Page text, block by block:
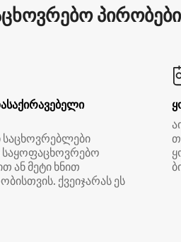
ან მეტი ხნით
ქვეიჯარას ეს